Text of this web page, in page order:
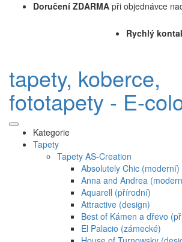
Doručení ZDARMA při objednávce
Rychlý
tapety, koberce,
fototapety - E-
Kategorie
Tapety
Tapety AS-Creation
Absolutely Chic (moderní)
Anna and Andrea
Aquarell (přírodní)
Attractive (design)
Best of Kámen a dřevo
El Palacio (zámecké)